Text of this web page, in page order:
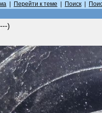
Перейти к теме Поиск
)